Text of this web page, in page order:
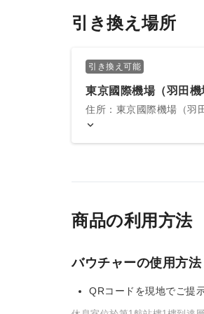
引き換え場所
引き換え可能
東京國際機場（羽田機
住所：東京國際機場（羽
商品の利用方法
バウチャーの使用方法
QRコードを現地でご提